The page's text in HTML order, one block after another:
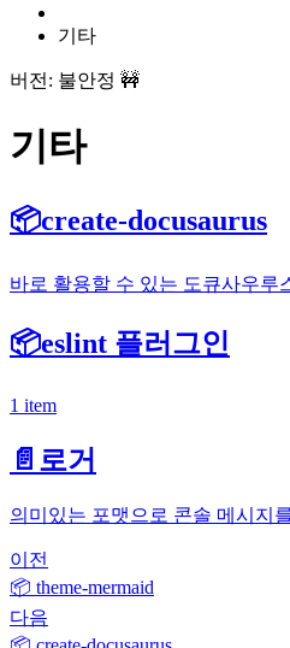
기타
버전: 불안정 🚧
기타
📦create-docusaurus
바로 활용할 수 있는 도큐사우루
📦eslint 플러그인
1 item
📄️ 로거
의미있는 포맷으로 콘솔 메시지
이전
📦 theme-mermaid
다음